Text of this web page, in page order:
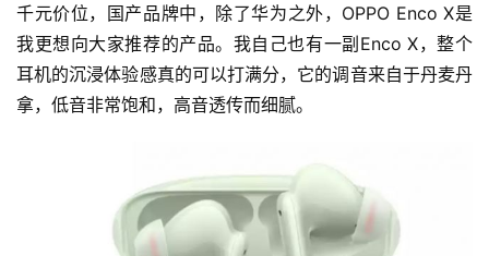
投
稿
千元价位，国产品牌中，除了华为之外，OPPO Enco X是
我更想向大家推荐的产品。我自己也有一副Enco X，整个
耳机的沉浸体验感真的可以打满分，它的调音来自于丹麦丹
拿，低音非常饱和，高音透传而细腻。